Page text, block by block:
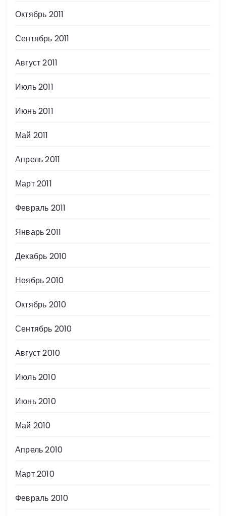
Октябрь 2011
Сентябрь 2011
Август 2011
Июль 2011
Июнь 2011
Май 2011
Апрель 2011
Март 2011
Февраль 2011
Январь 2011
Декабрь 2010
Ноябрь 2010
Октябрь 2010
Сентябрь 2010
Август 2010
Июль 2010
Июнь 2010
Май 2010
Апрель 2010
Март 2010
Февраль 2010